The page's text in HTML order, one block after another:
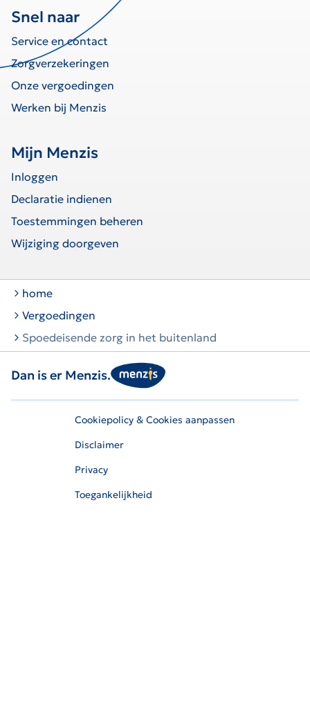
Snel naar
Service en contact
Zorgverzekeringen
Onze vergoedingen
Werken bij Menzis
Mijn Menzis
Inloggen
Declaratie indienen
Toestemmingen beheren
Wijziging doorgeven
home
Vergoedingen
Spoedeisende zorg in het buitenland
Dan is er Menzis.
Cookiepolicy & Cookies aanpassen
Disclaimer
Privacy
Toegankelijkheid